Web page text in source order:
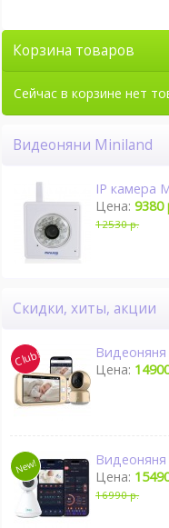
Корзина товаров
Сейчас в корзине нет
Видеоняни Miniland
IP камера
Цена:9380
12530 р.
Скидки, хиты, акции
Видеоняня
Цена:
Видеоняня
Цена:
16990 р.